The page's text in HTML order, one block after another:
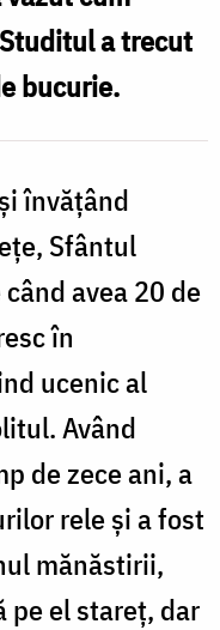
a trecut
bucurie.
învățând
Sfântul
avea 20 de
în
ucenic al
Având
de zece ani, a
rele și a fost
mănăstirii,
pe el stareț, dar